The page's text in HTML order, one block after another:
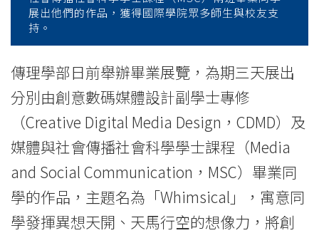
和
多
媒
體
技
能
展出他們的作品，獲得國際學院眾多師生與校友支
持。
傳理學部日前舉辦畢業展覽，為期三天展出
分別由創意數碼媒體設計副學士專修
（Creative Digital Media Design，CDMD）及
媒體與社會傳播社會科學學士課程（Media
and Social Communication，MSC）畢業同
學的作品，主題名為「Whimsical」，寓意同
學發揮異想天開、天馬行空的想像力，將創